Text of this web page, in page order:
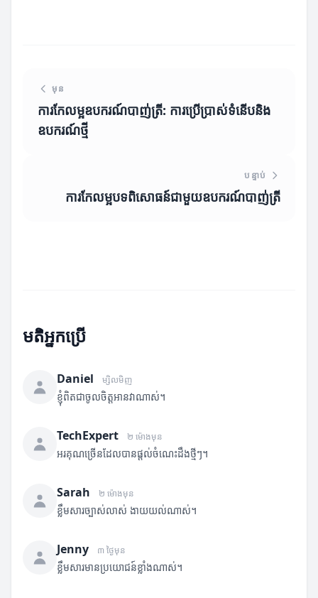
មុន
ការកែលម្អឧបករណ៍បាញ់ត្រី: ការប្រើប្រាស់ទំនើបនិង
ឧបករណ៍ថ្មី
បន្ទាប់
ការកែលម្អបទពិសោធន៍ជាមួយឧបករណ៍បាញ់ត្រី
មតិអ្នកប្រើ
Daniel ម្សិលមិញ
ខ្ញុំពិតជាចូលចិត្តអានវាណាស់។
TechExpert ២ ម៉ោងមុន
អរគុណច្រើនដែលបានផ្តល់ចំណេះដឹងថ្មីៗ។
Sarah ២ ម៉ោងមុន
ខ្លឹមសារច្បាស់លាស់ ងាយយល់ណាស់។
Jenny ៣ ថ្ងៃមុន
ខ្លឹមសារមានប្រយោជន៍ខ្លាំងណាស់។